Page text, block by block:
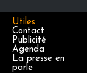
Utiles
Contact
Publicité
Agenda
La presse en
parle